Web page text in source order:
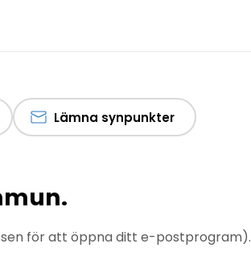
Lämna synpunkter
för att öppna ditt e-postprogram).